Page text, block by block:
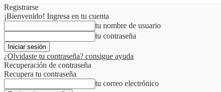
Registrarse
¡Bienvenido! Ingresa en tu cuenta
tu nombre de usuario
tu contraseña
¿Olvidaste tu contraseña? consigue ayuda
Recuperación de contraseña
Recupera tu contraseña
tu correo electrónico